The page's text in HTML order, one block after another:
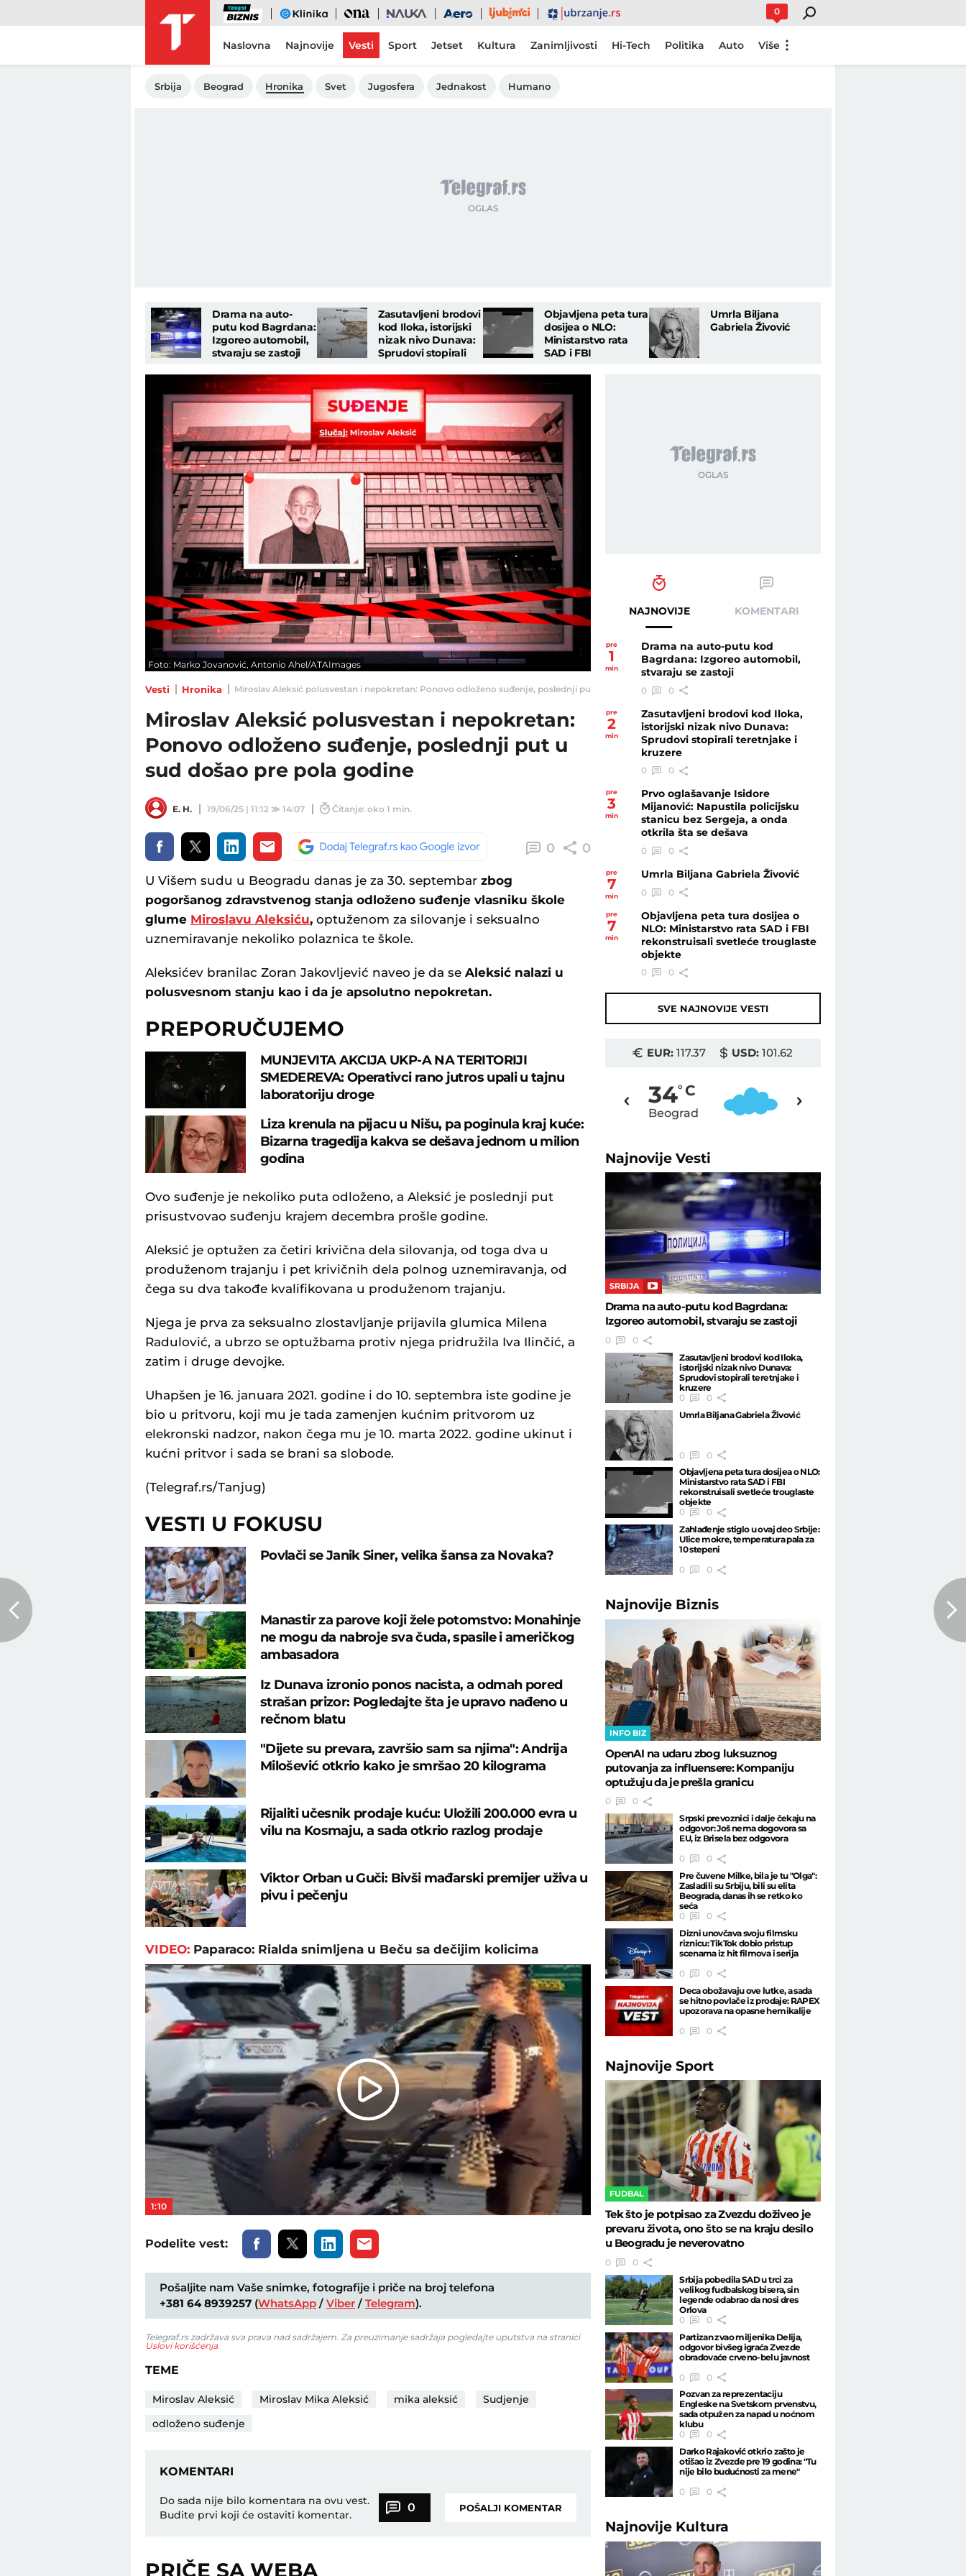
Biznis eKlinika Ona Nauka Aero Ljubimci Ubrzanje 0
Naslovna Najnovije Vesti Sport Jetset Kultura Zanimljivosti Hi-Tech Politika Auto Više
Srbija Beograd Hronika Svet Jugosfera Jednakost Humano
Drama na auto-
putu kod Bagrdana:
Izgoreo automobil,
stvaraju se zastoji
Zasutavljeni brodovi
kod Iloka, istorijski
nizak nivo Dunava:
Sprudovi stopirali
Objavljena peta tura
dosijea o NLO:
Ministarstvo rata
SAD i FBI
svetleće trouglaste
objekte
Umrla Biljana
Gabriela Živović
Foto: Marko Jovanović, Antonio Ahel/ATAImages
Vesti Hronika Miroslav Aleksić polusvestan i nepokretan: Ponovo odloženo suđenje, poslednji put u sud došao pre pola godine - Vesti - Telegraf.rs
Miroslav Aleksić polusvestan i nepokretan:
Ponovo odloženo suđenje, poslednji put u
sud došao pre pola godine
E. H. 19/06/25 | 11:12 ≫ 14:07 Čitanje: oko 1 min.
0 0
U Višem sudu u Beogradu danas je za 30. septembar zbog
pogoršanog zdravstvenog stanja odloženo suđenje vlasniku škole
glume Miroslavu Aleksiću, optuženom za silovanje i seksualno
uznemiravanje nekoliko polaznica te škole.
Aleksićev branilac Zoran Jakovljević naveo je da se Aleksić nalazi u
polusvesnom stanju kao i da je apsolutno nepokretan.
PREPORUČUJEMO
MUNJEVITA AKCIJA UKP-A NA TERITORIJI
SMEDEREVA: Operativci rano jutros upali u tajnu
laboratoriju droge
Liza krenula na pijacu u Nišu, pa poginula kraj kuće:
Bizarna tragedija kakva se dešava jednom u milion
godina
Ovo suđenje je nekoliko puta odloženo, a Aleksić je poslednji put
prisustvovao suđenju krajem decembra prošle godine.
Aleksić je optužen za četiri krivična dela silovanja, od toga dva u
produženom trajanju i pet krivičnih dela polnog uznemiravanja, od
čega su dva takođe kvalifikovana u produženom trajanju.
Njega je prva za seksualno zlostavljanje prijavila glumica Milena
Radulović, a ubrzo se optužbama protiv njega pridružila Iva Ilinčić, a
zatim i druge devojke.
Uhapšen je 16. januara 2021. godine i do 10. septembra iste godine je
bio u pritvoru, koji mu je tada zamenjen kućnim pritvorom uz
elekronski nadzor, nakon čega mu je 10. marta 2022. godine ukinut i
kućni pritvor i sada se brani sa slobode.
(Telegraf.rs/Tanjug)
VESTI U FOKUSU
Povlači se Janik Siner, velika šansa za Novaka?
Manastir za parove koji žele potomstvo: Monahinje
ne mogu da nabroje sva čuda, spasile i američkog
ambasadora
Iz Dunava izronio ponos nacista, a odmah pored
strašan prizor: Pogledajte šta je upravo nađeno u
rečnom blatu
"Dijete su prevara, završio sam sa njima": Andrija
Milošević otkrio kako je smršao 20 kilograma
Rijaliti učesnik prodaje kuću: Uložili 200.000 evra u
vilu na Kosmaju, a sada otkrio razlog prodaje
Viktor Orban u Guči: Bivši mađarski premijer uživa u
pivu i pečenju
VIDEO: Paparaco: Rialda snimljena u Beču sa dečijim kolicima
Play
Video
1:10
Podelite vest:
Pošaljite nam Vaše snimke, fotografije i priče na broj telefona
+381 64 8939257 (WhatsApp / Viber / Telegram).
Telegraf.rs zadržava sva prava nad sadržajem. Za preuzimanje sadržaja pogledajte uputstva na stranici
Uslovi korišćenja
TEME
Miroslav Aleksić Miroslav Mika Aleksić mika aleksić
Sudjenje
odloženo suđenje
KOMENTARI
Do sada nije bilo komentara na ovu vest.
Budite prvi koji će ostaviti komentar.
0 POŠALJI KOMENTAR
PRIČE SA WEBA
NAJNOVIJE KOMENTARI
pre
1
min
Drama na auto-putu kod
Bagrdana: Izgoreo automobil,
stvaraju se zastoji
0 0
pre
2
min
Zasutavljeni brodovi kod Iloka,
istorijski nizak nivo Dunava:
Sprudovi stopirali teretnjake i
kruzere
0 0
pre
3
min
Prvo oglašavanje Isidore
Mijanović: Napustila policijsku
stanicu bez Sergeja, a onda
otkrila šta se dešava
0 0
pre
7
min
Umrla Biljana Gabriela Živović
0 0
pre
7
min
Objavljena peta tura dosijea o
NLO: Ministarstvo rata SAD i FBI
rekonstruisali svetleće trouglaste
objekte
0 0
SVE NAJNOVIJE VESTI
EUR:117.37 USD: 101.62
34o C
Beograd
NajnovijeVesti
SRBIJA
Drama na auto-putu kod Bagrdana:
Izgoreo automobil, stvaraju se zastoji
0
0
Zasutavljeni brodovi kod Iloka,
istorijski nizak nivo Dunava:
Sprudovi stopirali teretnjake i
kruzere
0
0
Umrla Biljana Gabriela Živović
0
0
Objavljena peta tura dosijea o NLO:
Ministarstvo rata SAD i FBI
rekonstruisali svetleće trouglaste
objekte
0
0
Zahlađenje stiglo u ovaj deo Srbije:
Ulice mokre, temperatura pala za
10 stepeni
0
0
Najnovije Biznis
INFO BIZ
OpenAI na udaru zbog luksuznog
putovanja za influensere: Kompaniju
optužuju da je prešla granicu
0
0
Srpski prevoznici i dalje čekaju na
odgovor: Još nema dogovora sa
EU, iz Brisela bez odgovora
0
0
Pre čuvene Milke, bila je tu "Olga":
Zasladili su Srbiju, bili su elita
Beograda, danas ih se retko ko
seća
0
0
Dizni unovčava svoju filmsku
riznicu: TikTok dobio pristup
scenama iz hit filmova i serija
0
0
Deca obožavaju ove lutke, a sada
se hitno povlače iz prodaje: RAPEX
upozorava na opasne hemikalije
0
0
NajnovijeSport
FUDBAL
Tek što je potpisao za Zvezdu doživeo je
prevaru života, ono što se na kraju desilo
u Beogradu je neverovatno
0
0
Srbija pobedila SAD u trci za
velikog fudbalskog bisera, sin
legende odabrao da nosi dres
Orlova
0
0
Partizan zvao miljenika Delija,
odgovor bivšeg igraća Zvezde
obradovaće crveno-belu javnost
0
0
Pozvan za reprezentaciju
Engleske na Svetskom prvenstvu,
sada otpužen za napad u noćnom
klubu
0
0
Darko Rajaković otkrio zašto je
otišao iz Zvezde pre 19 godina: "Tu
nije bilo budućnosti za mene"
0
0
Najnovije Kultura